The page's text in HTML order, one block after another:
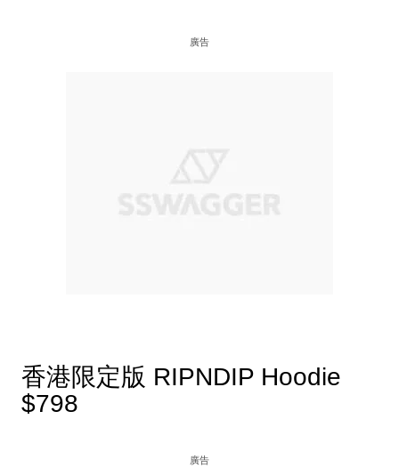
廣告
香港限定版 RIPNDIP Hoodie
$798
廣告